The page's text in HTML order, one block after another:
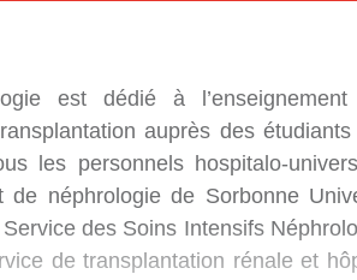
est dédié à
auprès des
les personnels hospitalo-
néphrologie de Sorbonne
des Soins Intensifs
de transplantation rénale et